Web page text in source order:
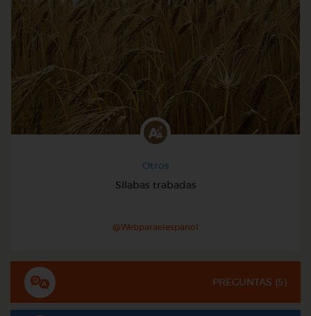
Otros
Sílabas trabadas
@Webparaelespanol
PREGUNTAS (5)